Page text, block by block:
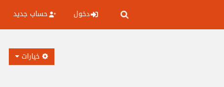
دخول حساب جديد
خيارات